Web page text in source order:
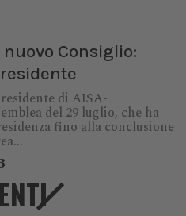
Consiglio:
di AISA-
del 29 luglio, che ha
fino alla conclusione